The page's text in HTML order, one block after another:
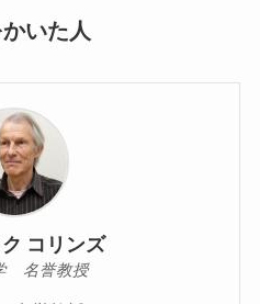
いた人
コリンズ
名誉教授